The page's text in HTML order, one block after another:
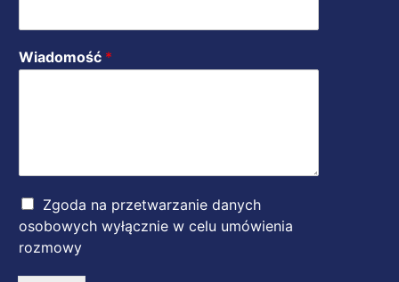
Wiadomość *
Z
g
o
d
a
Zgoda na przetwarzanie danych
osobowych wyłącznie w celu umówienia
rozmowy